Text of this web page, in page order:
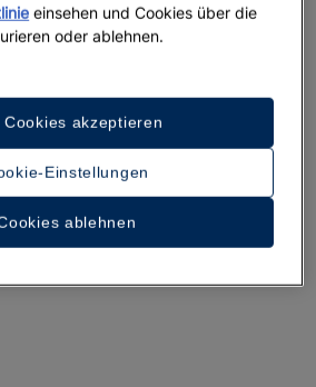
einsehen und Cookies über die
oder ablehnen.
Einstellungen
ablehnen
Cookies akzeptieren